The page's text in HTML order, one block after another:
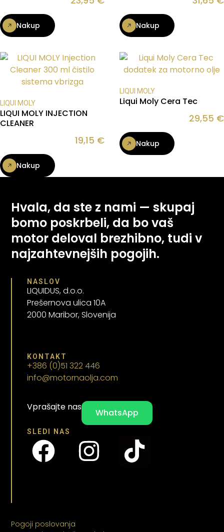
Nakup Nakup
LIQUI MOLY
LIQUI MOLY INJECTION
CLEANER
19,15 €
Nakup
LIQUI MOLY
Liqui Moly Cera Tec
29,55 €
Nakup
Hvala, da ste z nami — skupaj
bomo poskrbeli, da bo vaš
motor deloval brezhibno, tudi v
najzahtevnejših pogojih.
NASLOV
LIQUIDUS, d.o.o.
Prešernova ulica 10A
2000 Maribor, Slovenija
KONTAKT
+386 (0)51 322 446
info@motornaolja.com
Vprašajte nas
WhatsApp
SLEDI NAS
Pogoji poslovanja